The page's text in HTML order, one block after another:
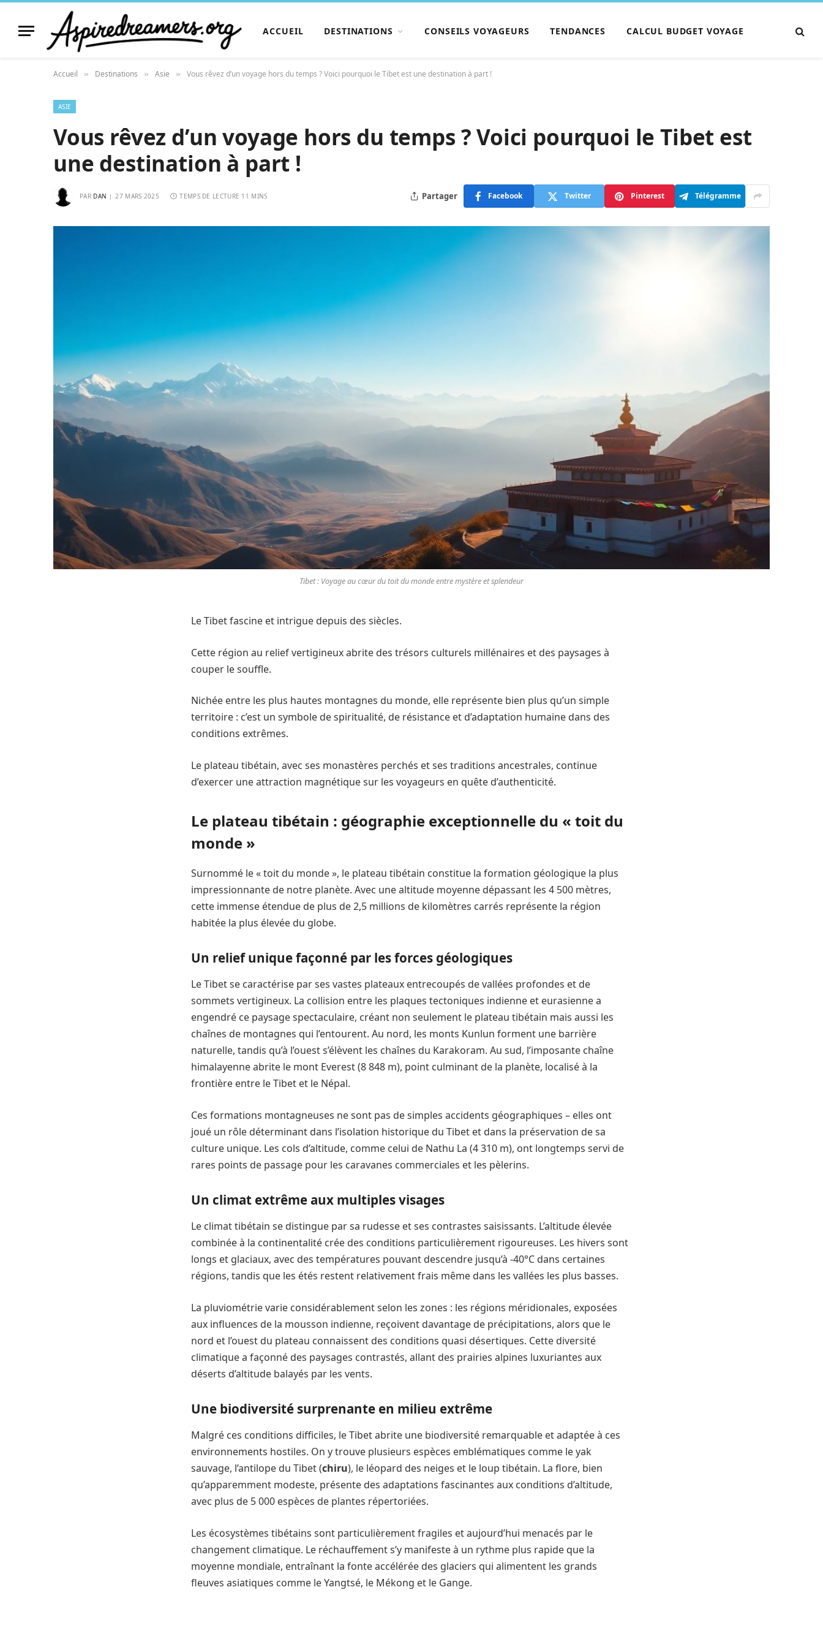
ACCUEIL DESTINATIONS CONSEILS VOYAGEURS TENDANCES CALCUL BUDGET VOYAGE
Accueil » Destinations » Asie » Vous rêvez d’un voyage hors du temps ? Voici pourquoi le Tibet est une destination à part !
ASIE
Vous rêvez d’un voyage hors du temps ? Voici pourquoi le Tibet est
une destination à part !
PAR DAN 27 MARS 2025 TEMPS DE LECTURE 11 MINS Partager Facebook Twitter Pinterest Télégramme
Tibet : Voyage au cœur du toit du monde entre mystère et splendeur
Le Tibet fascine et intrigue depuis des siècles.
Cette région au relief vertigineux abrite des trésors culturels millénaires et des paysages à
couper le souffle.
Nichée entre les plus hautes montagnes du monde, elle représente bien plus qu’un simple
territoire : c’est un symbole de spiritualité, de résistance et d’adaptation humaine dans des
conditions extrêmes.
Le plateau tibétain, avec ses monastères perchés et ses traditions ancestrales, continue
d’exercer une attraction magnétique sur les voyageurs en quête d’authenticité.
Le plateau tibétain : géographie exceptionnelle du « toit du
monde »
Surnommé le « toit du monde », le plateau tibétain constitue la formation géologique la plus
impressionnante de notre planète. Avec une altitude moyenne dépassant les 4 500 mètres,
cette immense étendue de plus de 2,5 millions de kilomètres carrés représente la région
habitée la plus élevée du globe.
Un relief unique façonné par les forces géologiques
Le Tibet se caractérise par ses vastes plateaux entrecoupés de vallées profondes et de
sommets vertigineux. La collision entre les plaques tectoniques indienne et eurasienne a
engendré ce paysage spectaculaire, créant non seulement le plateau tibétain mais aussi les
chaînes de montagnes qui l’entourent. Au nord, les monts Kunlun forment une barrière
naturelle, tandis qu’à l’ouest s’élèvent les chaînes du Karakoram. Au sud, l’imposante chaîne
himalayenne abrite le mont Everest (8 848 m), point culminant de la planète, localisé à la
frontière entre le Tibet et le Népal.
Ces formations montagneuses ne sont pas de simples accidents géographiques – elles ont
joué un rôle déterminant dans l’isolation historique du Tibet et dans la préservation de sa
culture unique. Les cols d’altitude, comme celui de Nathu La (4 310 m), ont longtemps servi de
rares points de passage pour les caravanes commerciales et les pèlerins.
Un climat extrême aux multiples visages
Le climat tibétain se distingue par sa rudesse et ses contrastes saisissants. L’altitude élevée
combinée à la continentalité crée des conditions particulièrement rigoureuses. Les hivers sont
longs et glaciaux, avec des températures pouvant descendre jusqu’à -40°C dans certaines
régions, tandis que les étés restent relativement frais même dans les vallées les plus basses.
La pluviométrie varie considérablement selon les zones : les régions méridionales, exposées
aux influences de la mousson indienne, reçoivent davantage de précipitations, alors que le
nord et l’ouest du plateau connaissent des conditions quasi désertiques. Cette diversité
climatique a façonné des paysages contrastés, allant des prairies alpines luxuriantes aux
déserts d’altitude balayés par les vents.
Une biodiversité surprenante en milieu extrême
Malgré ces conditions difficiles, le Tibet abrite une biodiversité remarquable et adaptée à ces
environnements hostiles. On y trouve plusieurs espèces emblématiques comme le yak
sauvage, l’antilope du Tibet (chiru), le léopard des neiges et le loup tibétain. La flore, bien
qu’apparemment modeste, présente des adaptations fascinantes aux conditions d’altitude,
avec plus de 5 000 espèces de plantes répertoriées.
Les écosystèmes tibétains sont particulièrement fragiles et aujourd’hui menacés par le
changement climatique. Le réchauffement s’y manifeste à un rythme plus rapide que la
moyenne mondiale, entraînant la fonte accélérée des glaciers qui alimentent les grands
fleuves asiatiques comme le Yangtsé, le Mékong et le Gange.